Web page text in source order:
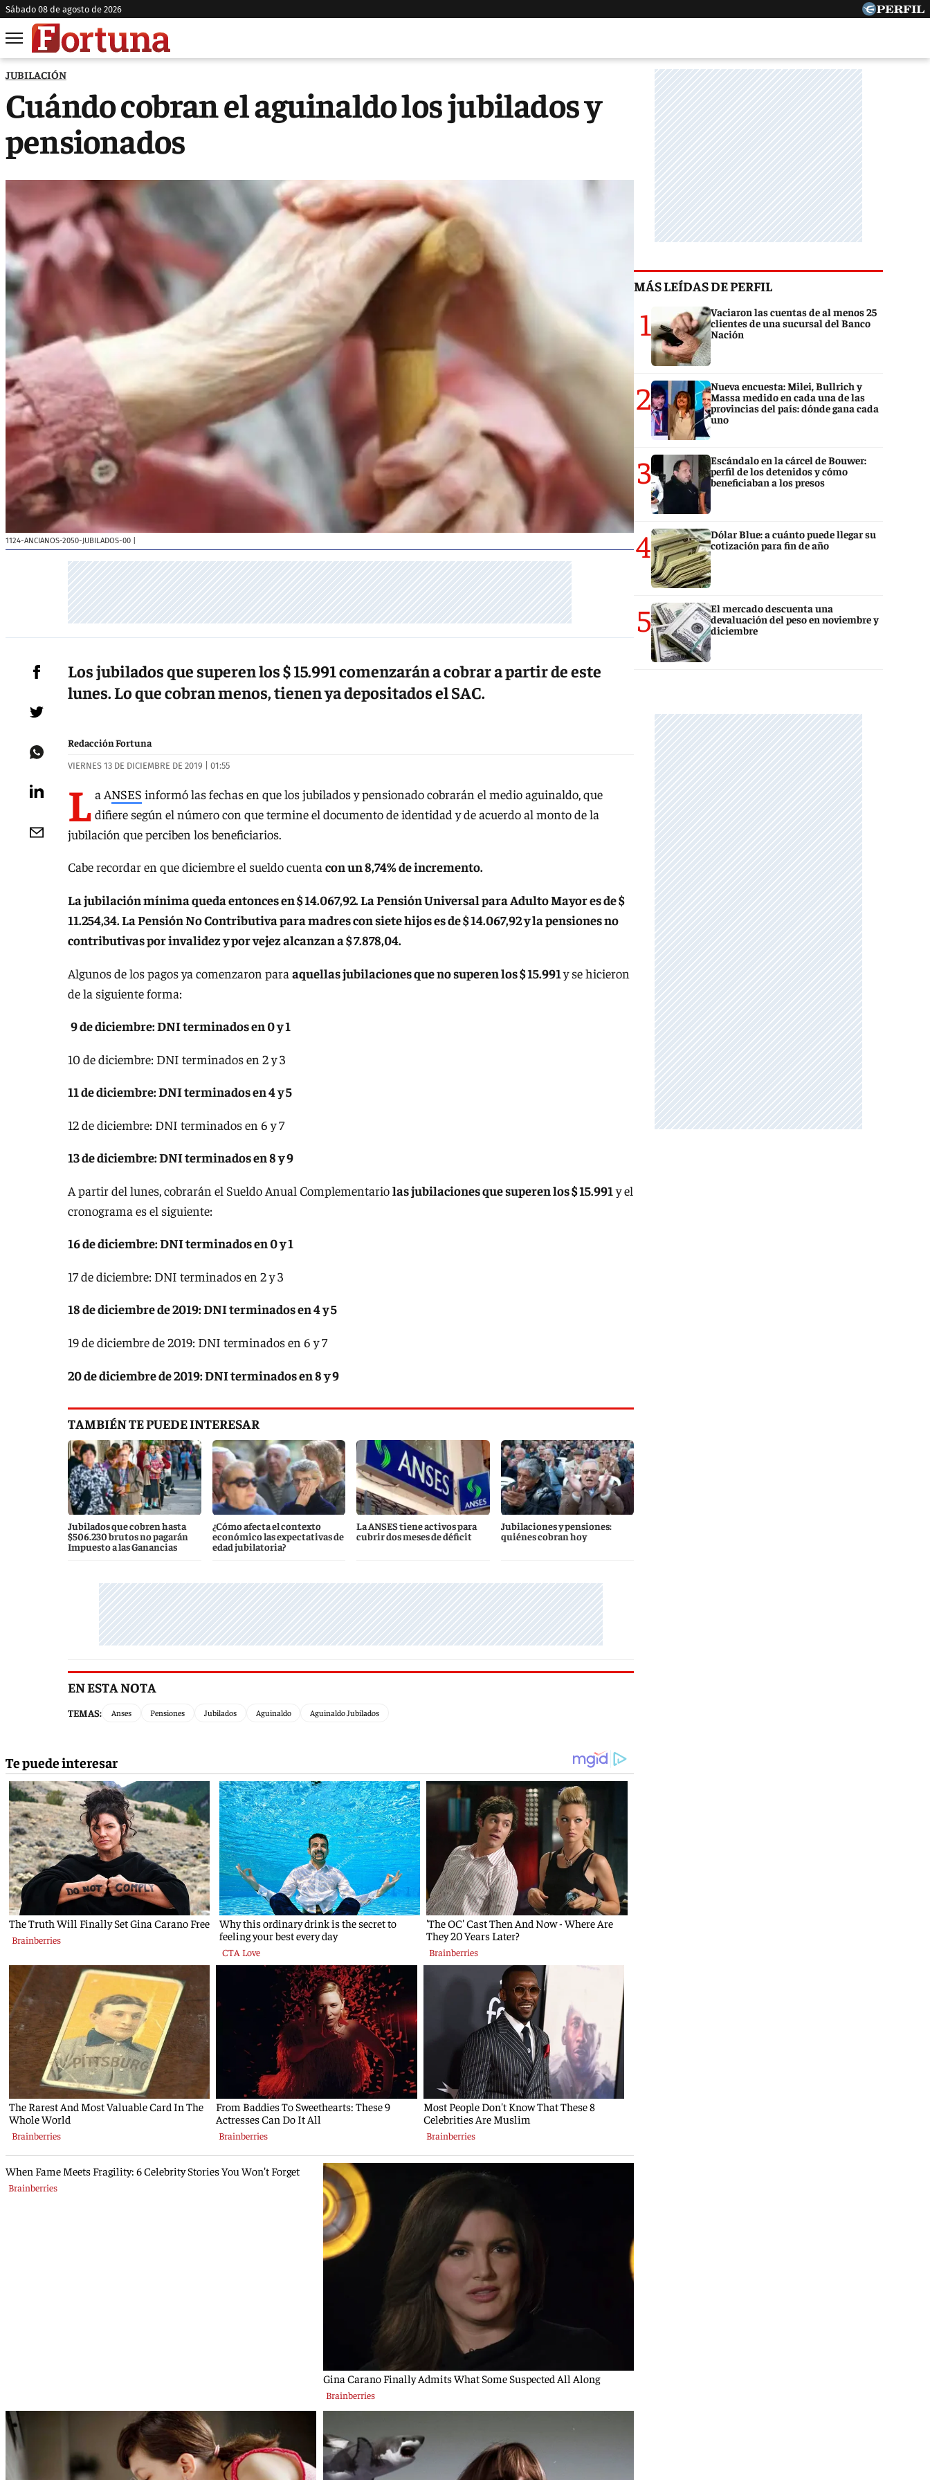
sábado 08 de agosto de 2026
JUBILACIÓN
Cuándo cobran el aguinaldo los jubilados y
pensionados
1124-ANCIANOS-2050-JUBILADOS-00
Los jubilados que superen los $ 15.991 comenzarán a cobrar a partir de este
lunes. Lo que cobran menos, tienen ya depositados el SAC.
Redacción Fortuna
VIERNES 13 DE DICIEMBRE DE 2019 | 01:55
L a ANSES informó las fechas en que los jubilados y pensionado cobrarán el medio aguinaldo, que
difiere según el número con que termine el documento de identidad y de acuerdo al monto de la
jubilación que perciben los beneficiarios.
Cabe recordar en que diciembre el sueldo cuenta con un 8,74% de incremento.
La jubilación mínima queda entonces en $ 14.067,92. La Pensión Universal para Adulto Mayor es de $
11.254,34. La Pensión No Contributiva para madres con siete hijos es de $ 14.067,92 y la pensiones no
contributivas por invalidez y por vejez alcanzan a $ 7.878,04.
Algunos de los pagos ya comenzaron para aquellas jubilaciones que no superen los $ 15.991y se hicieron
de la siguiente forma:
9 de diciembre: DNI terminados en 0 y 1
10 de diciembre: DNI terminados en 2 y 3
11 de diciembre: DNI terminados en 4 y 5
12 de diciembre: DNI terminados en 6 y 7
13 de diciembre: DNI terminados en 8 y 9
A partir del lunes, cobrarán el Sueldo Anual Complementariolas jubilaciones que superen los $ 15.991y el
cronograma es el siguiente:
16 de diciembre: ​DNI terminados en 0 y 1
17 de diciembre: DNI terminados en 2 y 3
18 de diciembre de 2019: DNI terminados en 4 y 5
19 de diciembre de 2019: DNI terminados en 6 y 7
20 de diciembre de 2019: DNI terminados en 8 y 9
TAMBIÉN TE PUEDE INTERESAR
Jubilados que cobren hasta
$506.230 brutos no pagarán
Impuesto a las Ganancias
¿Cómo afecta el contexto
económico las expectativas de
edad jubilatoria?
La ANSES tiene activos para
cubrir dos meses de déficit
Jubilaciones y pensiones:
quiénes cobran hoy
EN ESTA NOTA
TEMAS: Anses Pensiones Jubilados Aguinaldo Aguinaldo Jubilados
MÁS LEÍDAS DE PERFIL
1
Vaciaron las cuentas de al menos 25
clientes de una sucursal del Banco
Nación
2
Nueva encuesta: Milei, Bullrich y
Massa medido en cada una de las
provincias del país: dónde gana cada
uno
3
Escándalo en la cárcel de Bouwer:
perfil de los detenidos y cómo
beneficiaban a los presos
4
Dólar Blue: a cuánto puede llegar su
cotización para fin de año
5
El mercado descuenta una
devaluación del peso en noviembre y
diciembre